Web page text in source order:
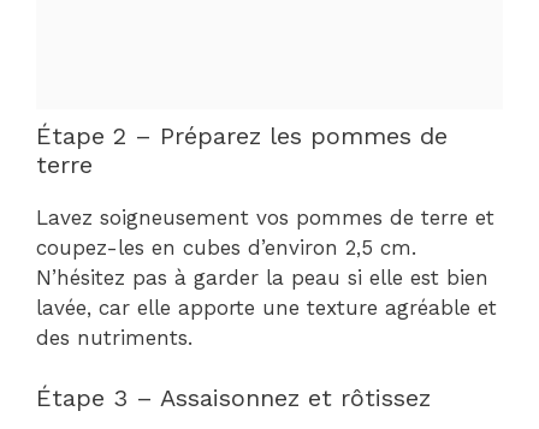
Étape 2 – Préparez les pommes de
terre
Lavez soigneusement vos pommes de terre et
coupez-les en cubes d’environ 2,5 cm.
N’hésitez pas à garder la peau si elle est bien
lavée, car elle apporte une texture agréable et
des nutriments.
Étape 3 – Assaisonnez et rôtissez